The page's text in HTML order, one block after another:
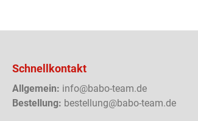
Schnellkontakt
Allgemein: info@babo-team.de
Bestellung: bestellung@babo-team.de